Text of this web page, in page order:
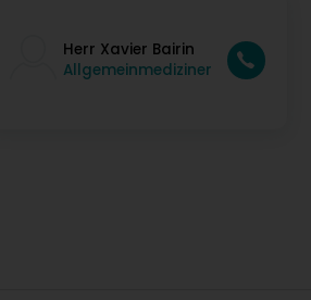
Herr Xavier Bairin
Allgemeinmediziner